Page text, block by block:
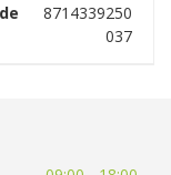
8714339250
037